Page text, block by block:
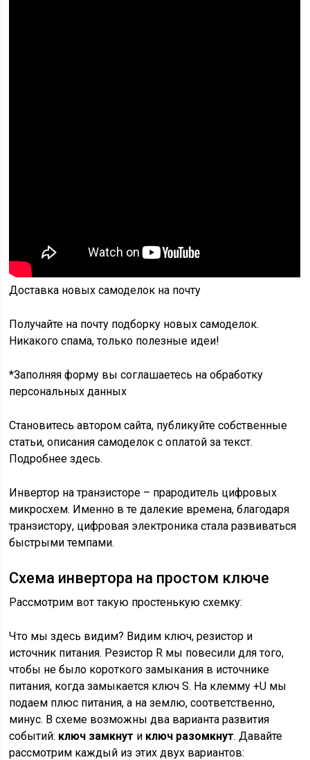
Доставка новых самоделок на почту
Получайте на почту подборку новых самоделок.
Никакого спама, только полезные идеи!
*Заполняя форму вы соглашаетесь на обработку
персональных данных
Становитесь автором сайта, публикуйте собственные
статьи, описания самоделок с оплатой за текст.
Подробнее здесь.
Инвертор на транзисторе – прародитель цифровых
микросхем. Именно в те далекие времена, благодаря
транзистору, цифровая электроника стала развиваться
быстрыми темпами.
Схема инвертора на простом ключе
Рассмотрим вот такую простенькую схемку:
Что мы здесь видим? Видим ключ, резистор и
источник питания. Резистор R мы повесили для того,
чтобы не было короткого замыкания в источнике
питания, когда замыкается ключ S. На клемму +U мы
подаем плюс питания, а на землю, соответственно,
минус. В схеме возможны два варианта развития
событий: ключ замкнут и ключ разомкнут. Давайте
рассмотрим каждый из этих двух вариантов: